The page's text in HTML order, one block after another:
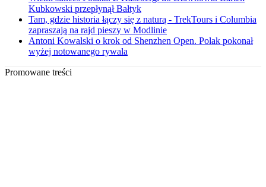
Kubkowski przepłynął Bałtyk
Tam, gdzie historia łączy się z naturą - TrekTours i Columbia
zapraszają na rajd pieszy w Modlinie
Antoni Kowalski o krok od Shenzhen Open. Polak pokonał
wyżej notowanego rywala
Promowane treści